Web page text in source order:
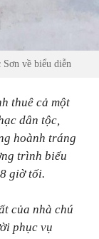
về biểu diễn
thuê cả một
dân tộc,
hoành tráng
trình biểu
giờ tối.
của nhà chú
phục vụ